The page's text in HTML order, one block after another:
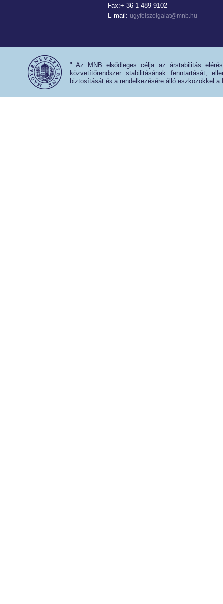
Fax:+ 36 1 489 9102
E-mail: ugyfelszolgalat@mnb.hu
" Az MNB elsődleges célja az árstabilitás
közvetítőrendszer stabilitásának fenntartását,
biztosítását és a rendelkezésére álló eszközökkel a